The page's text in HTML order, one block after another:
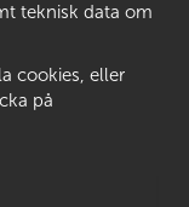
teknisk data om
cookies, eller
på